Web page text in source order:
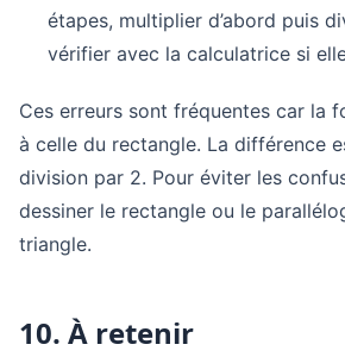
étapes, multiplier d’abord puis
vérifier avec la calculatrice si
Ces erreurs sont fréquentes car la
à celle du rectangle. La différence
division par 2. Pour éviter les
dessiner le rectangle ou le
triangle.
10. À retenir